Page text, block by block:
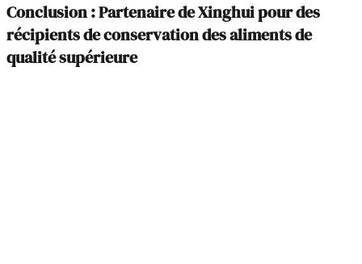
Conclusion : Partenaire de Xinghui pour des
récipients de conservation des aliments de
qualité supérieure